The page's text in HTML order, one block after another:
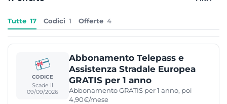
Tutte 17 Codici 1 Offerte 4
CODICE
Scade il
09/09/2026
Abbonamento Telepass e
Assistenza Stradale Europea
GRATIS per 1 anno
Abbonamento GRATIS per 1 anno, poi
4,90€/mese